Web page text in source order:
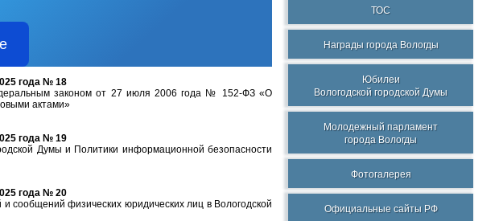
года № 18
законом от 27 июля 2006 года № 152-ФЗ «О
актами»
года № 19
Думы и Политики информационной безопасности
года № 20
физических юридических лиц в Вологодской
ТОС
Награды города Вологды
Юбилеи
Вологодской городской Думы
Молодежный парламент
города Вологды
Фотогалерея
Официальные сайты РФ